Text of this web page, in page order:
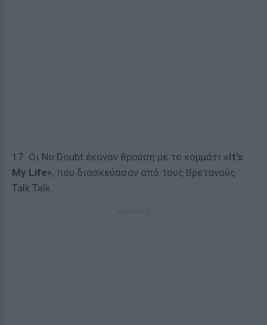
17. Οι Νο Doubt έκαναν θραύση με το κομμάτι «It's
My Life», που διασκεύασαν από τους Βρετανούς
Talk Talk.